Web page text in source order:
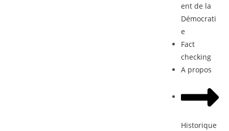
ent de la
Démocrati
e
Fact
checking
A propos
Historique